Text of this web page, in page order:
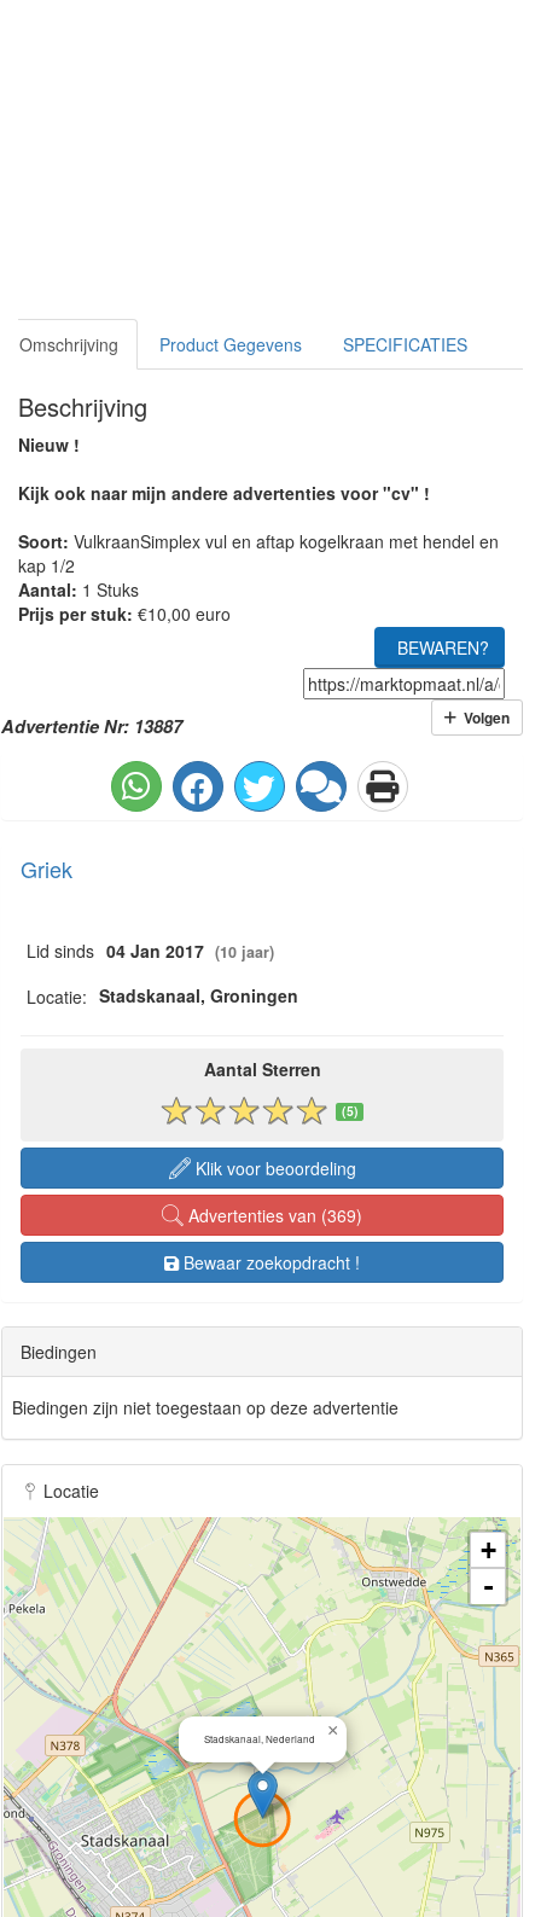
Omschrijving Product Gegevens SPECIFICATIES
Beschrijving
Nieuw !
Kijk ook naar mijn andere advertenties voor "cv" !
Soort: VulkraanSimplex vul en aftap kogelkraan met hendel en
kap 1/2
Aantal: 1 Stuks
Prijs per stuk: €10,00 euro
BEWAREN?
Advertentie Nr: 13887 Volgen
Griek
Lid sinds 04 Jan 2017 (10 jaar)
Locatie: Stadskanaal, Groningen
Aantal Sterren
(5)
Klik voor beoordeling
Advertenties van (369)
Bewaar zoekopdracht !
Biedingen
Biedingen zijn niet toegestaan op deze advertentie
Locatie
Stadskanaal, Nederland ×
+
-